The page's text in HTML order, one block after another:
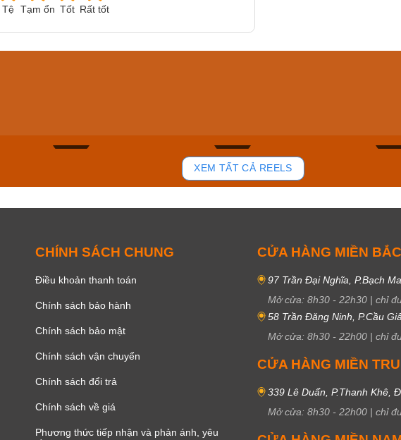
Tệ Tạm ổn Tốt Rất tốt
37
XEM TẤT CẢ REELS
CHÍNH SÁCH CHUNG
Điều khoản thanh toán
Chính sách bảo hành
Chính sách bảo mật
Chính sách vận chuyển
Chính sách đổi trả
Chính sách về giá
Phương thức tiếp nhận và phản ánh, yêu
CỬA HÀNG MIỀN BẮC
97 Trần Đại Nghĩa, P.Bạch
Mở cửa: 8h30 - 22h30 | chỉ
58 Trần Đăng Ninh, P.Cầu
Mở cửa: 8h30 - 22h00 | chỉ
CỬA HÀNG MIỀN
339 Lê Duẩn, P.Thanh Khê,
Mở cửa: 8h30 - 22h00 | chỉ